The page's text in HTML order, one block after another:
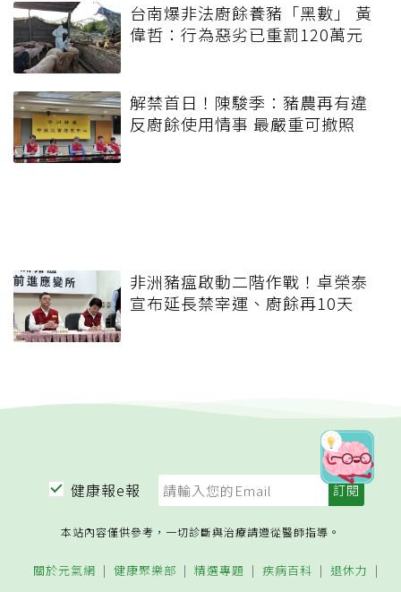
台南爆非法廚餘養豬「黑數」 黃
偉哲：行為惡劣已重罰120萬元
解禁首日！陳駿季：豬農再有違
反廚餘使用情事 最嚴重可撤照
非洲豬瘟啟動二階作戰！卓榮泰
宣布延長禁宰運、廚餘再10天
健康報e報
本站內容僅供參考，一切診斷與治療請遵從醫師指導。
關於元氣網 健康聚樂部 精選專題 疾病百科 退休力